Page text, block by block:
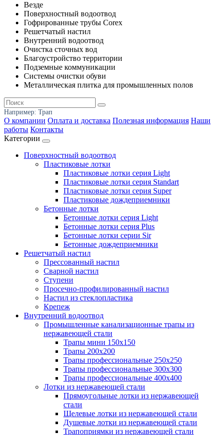
Везде
Поверхностный водоотвод
Гофрированные трубы Corex
Решетчатый настил
Внутренний водоотвод
Очистка сточных вод
Благоустройство территории
Подземные коммуникации
Системы очистки обуви
Металлическая плитка для промышленных полов
Например: Трап
О компании Оплата и доставка Полезная информация Наши
работы Контакты
Категории
Поверхностный водоотвод
Пластиковые лотки
Пластиковые лотки серия Light
Пластиковые лотки серия Standart
Пластиковые лотки серия Super
Пластиковые дождеприемники
Бетонные лотки
Бетонные лотки серия Light
Бетонные лотки серия Plus
Бетонные лотки серии Sir
Бетонные дождеприемники
Решетчатый настил
Прессованный настил
Сварной настил
Ступени
Просечно-профилированный настил
Настил из стеклопластика
Крепеж
Внутренний водоотвод
Промышленные канализационные трапы из
нержавеющей стали
Трапы мини 150х150
Трапы 200х200
Трапы профессиональные 250х250
Трапы профессиональные 300х300
Трапы профессиональные 400х400
Лотки из нержавеющей стали
Прямоугольные лотки из нержавеющей
стали
Щелевые лотки из нержавеющей стали
Душевые лотки из нержавеющей стали
Трапоприямки из нержавеющей стали